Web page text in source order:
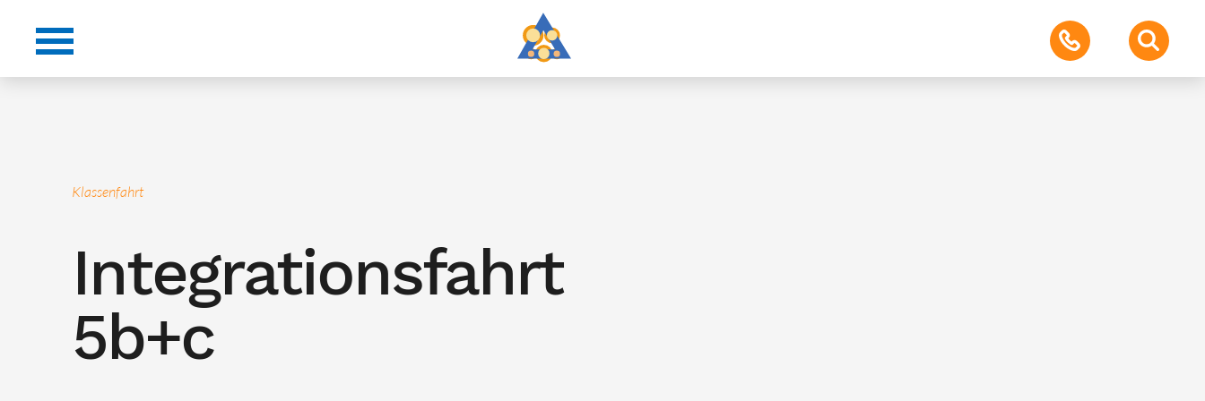
Klassenfahrt
Integrationsfahrt
5b+c